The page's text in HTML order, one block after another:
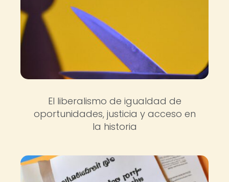
El liberalismo de igualdad de
oportunidades, justicia y acceso en
la historia